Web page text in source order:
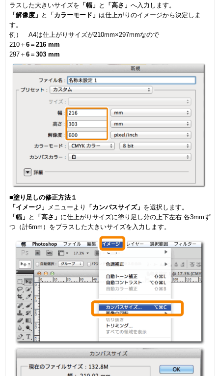
ラスした大きいサイズを 「幅」 と 「高さ」 へ入力します。
「解像度」 と 「カラーモード」 は仕上がりのイメージから決定しま
す。
例） A4は仕上がりサイズが210mm×297mmなので
210＋ 6 ＝ 216 mm
297＋ 6 ＝ 303 mm
■塗り足しの修正方法１
「イメージ」 メニューより 「カンバスサイズ」 を選択します。
「幅」 と 「高さ」 に仕上がりサイズに塗り足し分の上下左右 各3mmず
つ（計6mm）をプラスした大きいサイズを入力します。